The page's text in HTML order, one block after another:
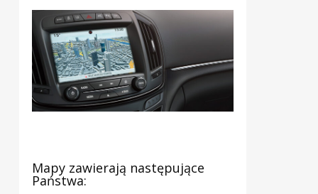
Mapy zawierają następujące
Państwa: